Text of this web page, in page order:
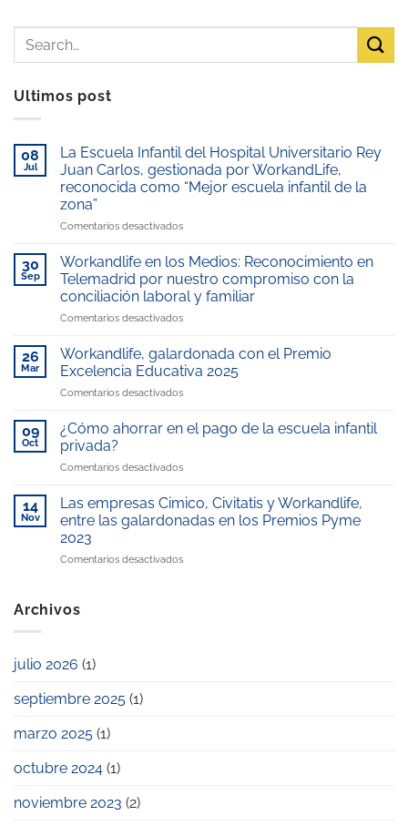
Ultimos post
08
Jul
La Escuela Infantil del Hospital Universitario Rey
Juan Carlos, gestionada por WorkandLife,
reconocida como “Mejor escuela infantil de la
zona”
Comentarios desactivadosen
Escuela
Infantil
del
Hospital
Universitario
Juan
Carlos,
gestionada
por
reconocida
como
escuela
de
la
30
Sep
Workandlife en los Medios: Reconocimiento en
Telemadrid por nuestro compromiso con la
conciliación laboral y familiar
Comentarios desactivadosen
en
los
Medios:
Reconocimiento
Telemadrid
compromiso
la
conciliación
familiar
26
Mar
Workandlife, galardonada con el Premio
Excelencia Educativa 2025
Comentarios desactivadosen
galardonada
con
Premio
Educativa
2025
09
Oct
¿Cómo ahorrar en el pago de la escuela infantil
privada?
Comentarios desactivadosen
ahorrar
en
el
de
14
Nov
Las empresas Cimico, Civitatis y Workandlife,
entre las galardonadas en los Premios Pyme
2023
Comentarios desactivadosen
Archivos
julio 2026 (1)
septiembre 2025 (1)
marzo 2025 (1)
octubre 2024 (1)
noviembre 2023 (2)